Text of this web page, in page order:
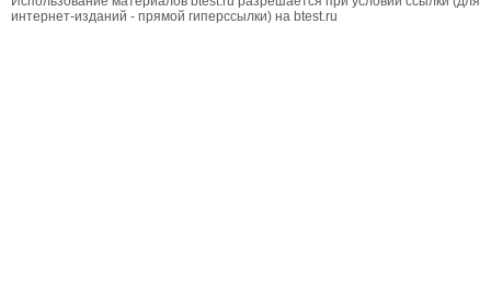
интернет-изданий - прямой гиперссылки) на btest.ru